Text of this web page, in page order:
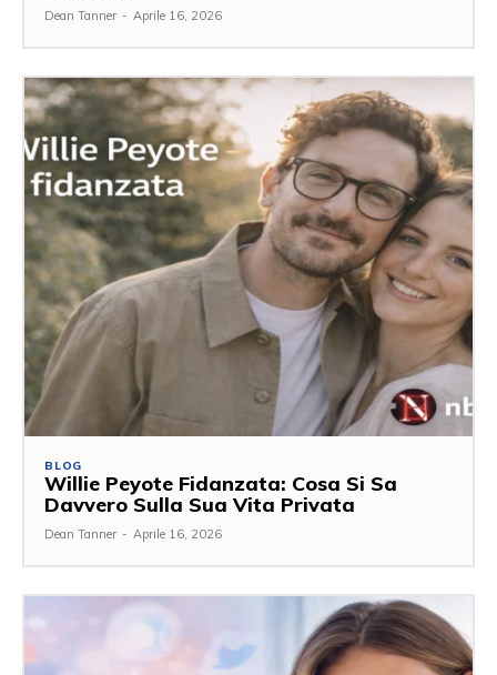
Dean Tanner - Aprile 16, 2026
BLOG
Willie Peyote Fidanzata: Cosa Si Sa
Davvero Sulla Sua Vita Privata
Dean Tanner - Aprile 16, 2026